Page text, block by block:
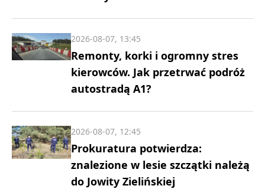
Remonty, korki i ogromny stres
kierowców. Jak przetrwać podróż
autostradą A1?
2026-08-07, 13:45
Prokuratura potwierdza:
znalezione w lesie szczątki należą
do Jowity Zielińskiej
2026-08-07, 12:45